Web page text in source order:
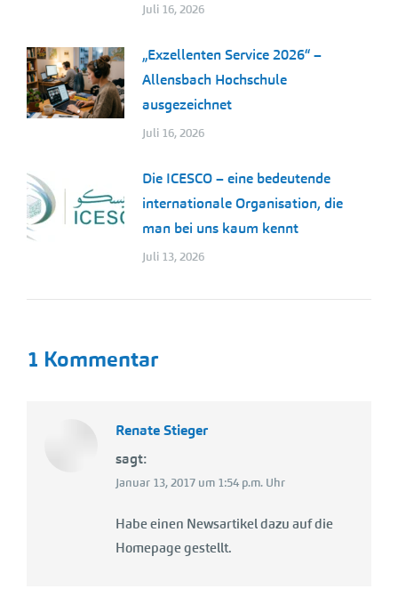
Juli 16, 2026
„Exzellenten Service 2026“ –
Allensbach Hochschule
ausgezeichnet
Juli 16, 2026
Die ICESCO – eine bedeutende
internationale Organisation, die
man bei uns kaum kennt
Juli 13, 2026
1 Kommentar
Renate Stieger
sagt:
Januar 13, 2017 um 1:54 p.m. Uhr
Habe einen Newsartikel dazu auf die
Homepage gestellt.